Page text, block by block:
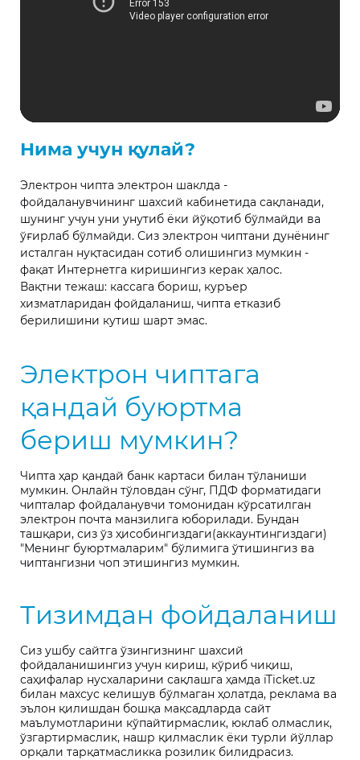
Нима учун қулай?
Электрон чипта электрон шаклда -
фойдаланувчининг шахсий кабинетида сақланади,
шунинг учун уни унутиб ёки йўқотиб бўлмайди ва
ўғирлаб бўлмайди. Сиз электрон чиптани дунёнинг
исталган нуқтасидан сотиб олишингиз мумкин -
фақат Интернетга киришингиз керак ҳалос.
Вақтни тежаш: кассага бориш, куръер
хизматларидан фойдаланиш, чипта етказиб
берилишини кутиш шарт эмас.
Электрон чиптага
қандай буюртма
бериш мумкин?
Чипта ҳар қандай банк картаси билан тўланиши
мумкин. Онлайн тўловдан сўнг, ПДФ форматидаги
чипталар фойдаланувчи томонидан кўрсатилган
электрон почта манзилига юборилади. Бундан
ташқари, сиз ўз ҳисобингиздаги(аккаунтингиздаги)
"Менинг буюртмаларим" бўлимига ўтишингиз ва
чиптангизни чоп этишингиз мумкин.
Тизимдан фойдаланиш
Сиз ушбу сайтга ўзингизнинг шахсий
фойдаланишингиз учун кириш, кўриб чиқиш,
саҳифалар нусхаларини сақлашга ҳамда iTicket.uz
билан махсус келишув бўлмаган ҳолатда, реклама ва
эълон қилишдан бошқа мақсадларда сайт
маълумотларини кўпайтирмаслик, юклаб олмаслик,
ўзгартирмаслик, нашр қилмаслик ёки турли йўллар
орқали тарқатмасликка розилик билидрасиз.